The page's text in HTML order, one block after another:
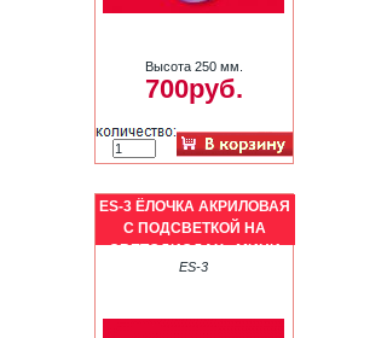
Высота 250 мм.
700руб.
ES-3 ЁЛОЧКА АКРИЛОВАЯ
С ПОДСВЕТКОЙ НА
СВЕТОДИОДАХ - МИНИ
ES-3